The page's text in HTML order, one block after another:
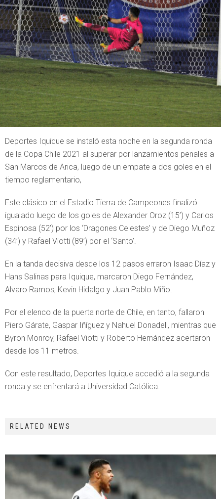
Deportes Iquique se instaló esta noche en la segunda ronda
de la Copa Chile 2021 al superar por lanzamientos penales a
San Marcos de Arica, luego de un empate a dos goles en el
tiempo reglamentario,
Este clásico en el Estadio Tierra de Campeones finalizó
igualado luego de los goles de Alexander Oroz (15’) y Carlos
Espinosa (52’) por los ‘Dragones Celestes’ y de Diego Muñoz
(34’) y Rafael Viotti (89’) por el ‘Santo’.
En la tanda decisiva desde los 12 pasos erraron Isaac Díaz y
Hans Salinas para Iquique, marcaron Diego Fernández,
Alvaro Ramos, Kevin Hidalgo y Juan Pablo Miño.
Por el elenco de la puerta norte de Chile, en tanto, fallaron
Piero Gárate, Gaspar Iñíguez y Nahuel Donadell, mientras que
Byron Monroy, Rafael Viotti y Roberto Hernández acertaron
desde los 11 metros.
Con este resultado, Deportes Iquique accedió a la segunda
ronda y se enfrentará a Universidad Católica.
RELATED NEWS